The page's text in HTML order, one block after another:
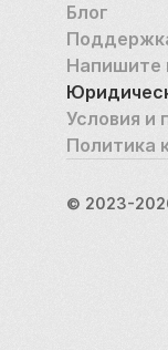
Блог
Напишите
Условия и
Политика
© 2023-